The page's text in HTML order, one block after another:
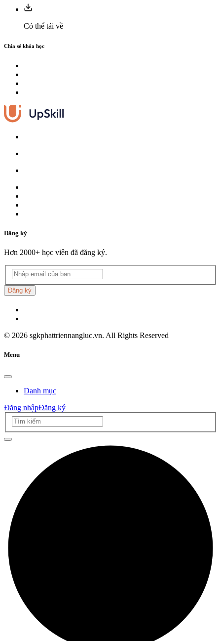
Có thể tải về
Chia sẻ khóa học
Đăng ký
Hơn 2000+ học viên đã đăng ký.
Đăng ký
© 2026 sgkphattriennangluc.vn. All Rights Reserved
Menu
Danh mục
Đăng nhậpĐăng ký